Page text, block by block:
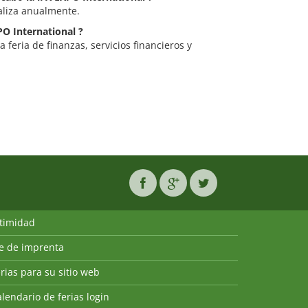
anualmente.
International ?
feria de finanzas, servicios financieros y
de imprenta
para su sitio web
de ferias login